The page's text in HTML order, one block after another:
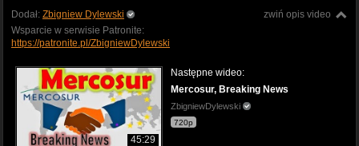
zwiń opis video
Dodał: Zbigniew Dylewski
Wsparcie w serwisie Patronite:
https://patronite.pl/ZbigniewDylewski
45:29
Następne wideo:
Mercosur, Breaking News
ZbigniewDylewski
720p